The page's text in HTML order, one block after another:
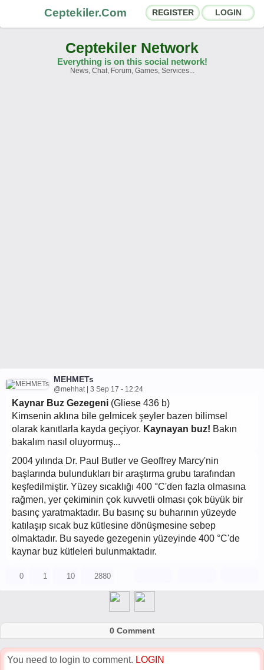
Ceptekiler.Com REGISTER LOGIN
Ceptekiler Network
Everything is on this social network!
News, Chat, Forum, Games, Services...
MEHMETs
@mehhat | 3 Sep 17 - 12:24
Kaynar Buz Gezegeni (Gliese 436 b)
Kimsenin aklına bile gelmicek şeyler bazen bilimsel
olarak kanıtlarla kayda geçiyor. Kaynayan buz! Bakın
bakalım nasıl oluyormuş...
2004 yılında Dr. Paul Butler ve Geoffrey Marcy'nin
başlarında bulundukları bir araştırma grubu tarafından
keşfedilmiştir. Yüzey sıcaklığı 400 °C'den fazla olmasına
rağmen, yer çekiminin çok kuvvetli olması çok büyük bir
basınç yaratmaktadır. Bu basınç su buharının yüzeyde
katılaşıp sıcak buz kütlesine dönüşmesine sebep
olmaktadır. Bu sayede gezegenin yüzeyinde 400 °C'de
kaynar buz kütleleri bulunmaktadır.
0 1 10 2880
0 Comment
You need to login to comment. LOGIN